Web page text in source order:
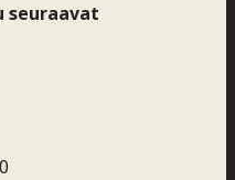
seuraavat